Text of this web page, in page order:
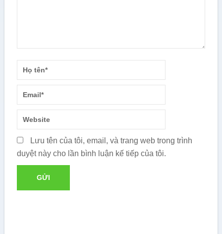
Lưu tên của tôi, email, và trang web trong trình
duyệt này cho lần bình luận kế tiếp của tôi.